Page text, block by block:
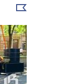
Выбрать